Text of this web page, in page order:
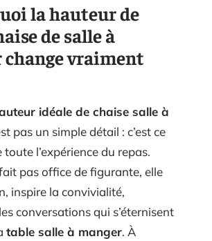
la hauteur de
de salle à
change vraiment
idéale de chaise salle à
pas un simple détail : c’est ce
l’expérience du repas.
fait pas office de figurante, elle
inspire la convivialité,
conversations qui s’éternisent
table salle à manger. À